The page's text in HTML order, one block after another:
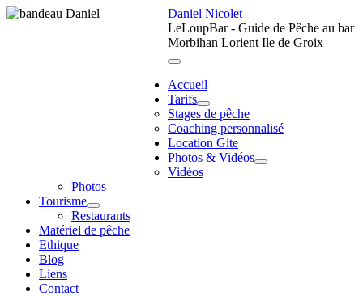
Daniel Nicolet
LeLoupBar - Guide de Pêche au bar
Morbihan Lorient Ile de Groix
Accueil
Tarifs
Stages de pêche
Coaching personnalisé
Location Gite
Photos & Vidéos
Vidéos
Photos
Tourisme
Restaurants
Matériel de pêche
Ethique
Blog
Liens
Contact